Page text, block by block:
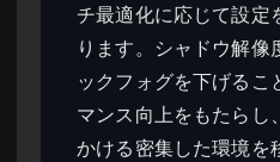
チ最適化に応じて設定
ります。シャドウ解像
ックフォグを下げるこ
マンス向上をもたらし
かける密集した環境を